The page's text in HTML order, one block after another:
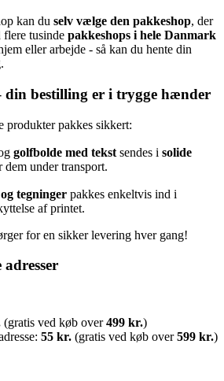
kan du selv vælge den pakkeshop, der
tusinde pakkeshops i hele Danmark
eller arbejde - så kan du hente din
din bestilling er i trygge hænder
produkter pakkes sikkert:
golfbolde med tekst sendes i solide
dem under transport.
tegninger pakkes enkeltvis ind i
af printet.
for en sikker levering hver gang!
(gratis ved køb over499 kr.)
55 kr. (gratis ved køb over599 kr.)